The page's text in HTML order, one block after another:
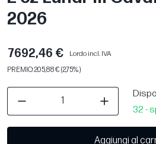
2026
7692,46 €
Lordo incl. IVA
PREMIO: 205,88 € (2,75%)
32 -
Aggiungi al